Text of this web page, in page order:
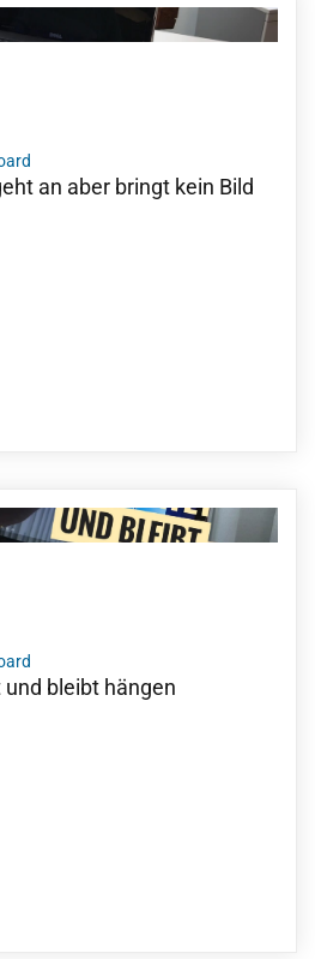
an aber bringt kein Bild
bleibt hängen